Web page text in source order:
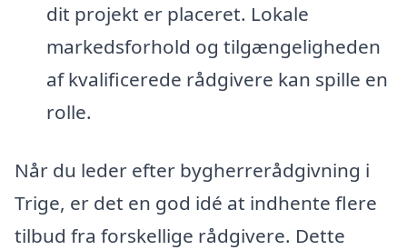
dit projekt er placeret. Lokale
markedsforhold og tilgængeligheden
af kvalificerede rådgivere kan spille en
rolle.
Når du leder efter bygherrerådgivning i
Trige, er det en god idé at indhente flere
tilbud fra forskellige rådgivere. Dette